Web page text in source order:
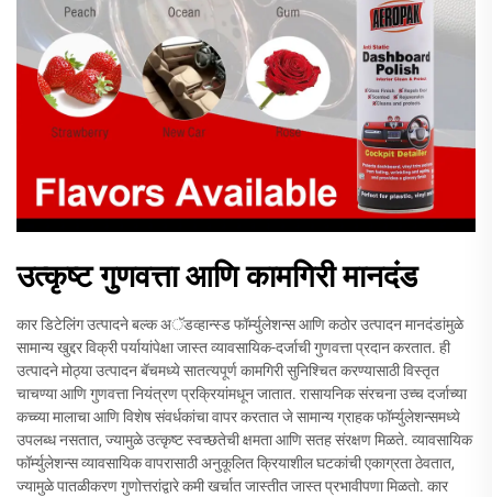
उत्कृष्ट गुणवत्ता आणि कामगिरी मानदंड
कार डिटेलिंग उत्पादने बल्क अॅडव्हान्स्ड फॉर्म्युलेशन्स आणि कठोर उत्पादन मानदंडांमुळे
सामान्य खुद्दर विक्री पर्यायांपेक्षा जास्त व्यावसायिक-दर्जाची गुणवत्ता प्रदान करतात. ही
उत्पादने मोठ्या उत्पादन बॅचमध्ये सातत्यपूर्ण कामगिरी सुनिश्चित करण्यासाठी विस्तृत
चाचण्या आणि गुणवत्ता नियंत्रण प्रक्रियांमधून जातात. रासायनिक संरचना उच्च दर्जाच्या
कच्च्या मालाचा आणि विशेष संवर्धकांचा वापर करतात जे सामान्य ग्राहक फॉर्म्युलेशन्समध्ये
उपलब्ध नसतात, ज्यामुळे उत्कृष्ट स्वच्छतेची क्षमता आणि सतह संरक्षण मिळते. व्यावसायिक
फॉर्म्युलेशन्स व्यावसायिक वापरासाठी अनुकूलित क्रियाशील घटकांची एकाग्रता ठेवतात,
ज्यामुळे पातळीकरण गुणोत्तरांद्वारे कमी खर्चात जास्तीत जास्त प्रभावीपणा मिळतो. कार